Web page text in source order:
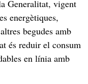
Generalitat, vigent
energètiques,
begudes amb
és reduir el consum
en línia amb